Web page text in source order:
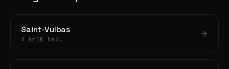
Saint-Vulbas
4 km 1K hab.